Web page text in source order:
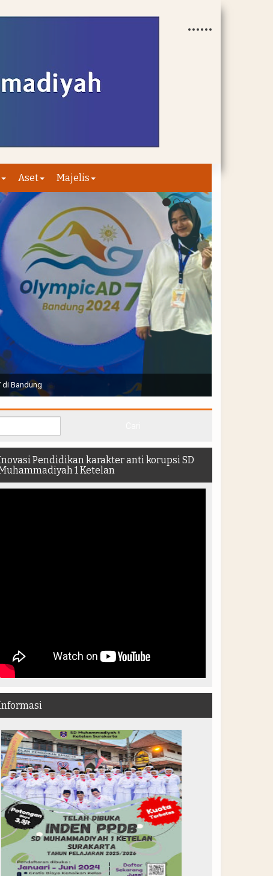
Aset Majelis
Widodo selaku Presiden RI membuka Acara Muktamar
di dalam stadion
Pendidikan karakter anti korupsi SD
1 Ketelan